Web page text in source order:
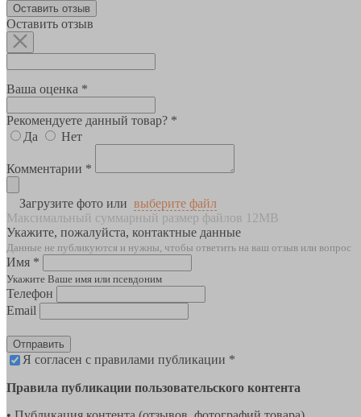
Оставить отзыв
Оставить отзыв
Ваша оценка *
Рекомендуете данный товар? *
Да
Нет
Комментарии *
Загрузите фото или выберите файл
Максимальный суммарный размер файлов 12MB
Укажите, пожалуйста, контактные данные
Данные не публикуются и нужны, чтобы ответить на ваш отзыв или вопрос
Имя *
Укажите Ваше имя или псевдоним
Телефон
Email
Отправить
Я согласен с правилами публикации *
Правила публикации пользовательского контента